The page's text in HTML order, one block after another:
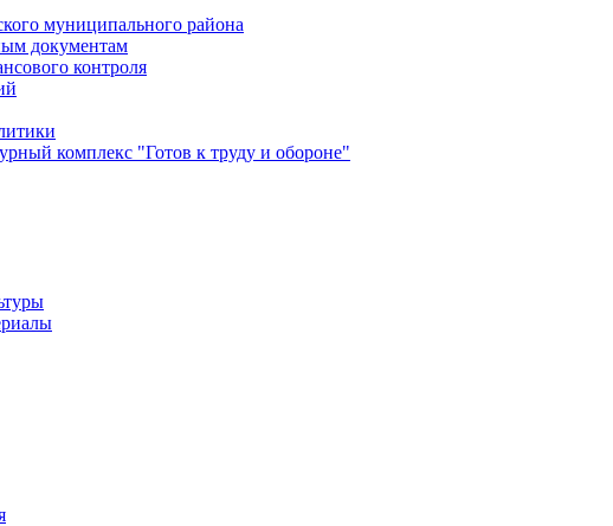
муниципального района
документам
контроля
комплекс "Готов к труду и обороне"